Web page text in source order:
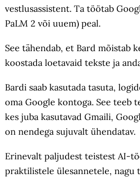
vestlusassistent. Ta töötab
PaLM 2 või uuem) peal.
See tähendab, et Bard mõistab
koostada loetavaid tekste ja
Bardi saab kasutada tasuta,
oma Google kontoga. See teeb
kes juba kasutavad Gmaili,
on nendega sujuvalt ühendatav.
Erinevalt paljudest teistest AI-
praktilistele ülesannetele,